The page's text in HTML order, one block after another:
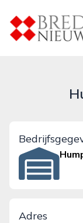
breda-nieuws.nl
Adres